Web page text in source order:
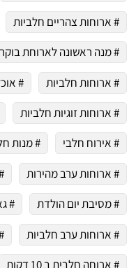
# ארוחות צהריים חלביות
# מנה ראשונה לארוחת בוקר
# ארוחות חלביות
#
# ארוחות זוגיות חלביות
# אירוח חלבי
# מנות
# ארוחות ערב מהירות
# מסיבת יום הולדת
#
# ארוחות ערב חלביות
# ארוחה חלבית ב 10 דקות